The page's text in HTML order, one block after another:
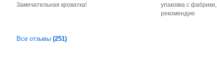
Замечательная кроватка!
упаковка с
рекомендую
Все отзывы (251)